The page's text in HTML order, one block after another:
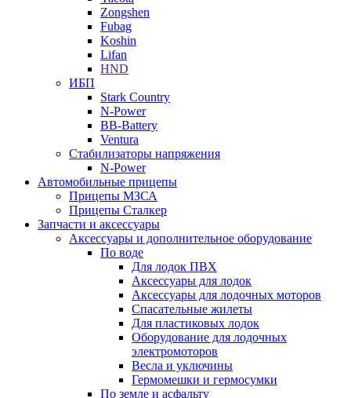
Zongshen
Fubag
Koshin
Lifan
HND
ИБП
Stark Country
N-Power
BB-Battery
Ventura
Стабилизаторы напряжения
N-Power
Автомобильные прицепы
Прицепы МЗСА
Прицепы Сталкер
Запчасти и аксессуары
Аксессуары и дополнительное оборудование
По воде
Для лодок ПВХ
Аксессуары для лодок
Аксессуары для лодочных моторов
Спасательные жилеты
Для пластиковых лодок
Оборудование для лодочных
электромоторов
Весла и уключины
Гермомешки и гермосумки
По земле и асфальту